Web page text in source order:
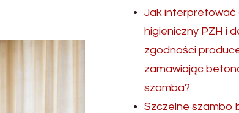
Jak interpretować
higieniczny PZH i
zgodności
zamawiając
szamba?
Szczelne szambo